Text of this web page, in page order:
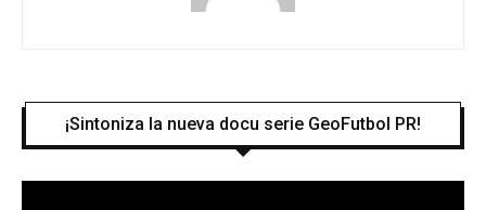
¡Sintoniza la nueva docu serie GeoFutbol PR!